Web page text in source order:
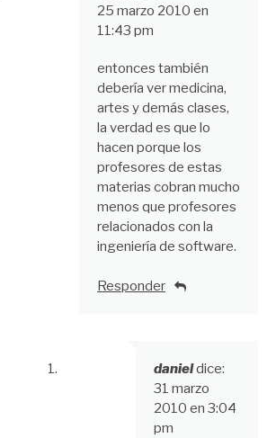
25 marzo 2010 en
11:43 pm
entonces también
debería ver medicina,
artes y demás clases,
la verdad es que lo
hacen porque los
profesores de estas
materias cobran mucho
menos que profesores
relacionados con la
ingeniería de software.
Responder
danieldice:
31 marzo
2010 en 3:04
pm